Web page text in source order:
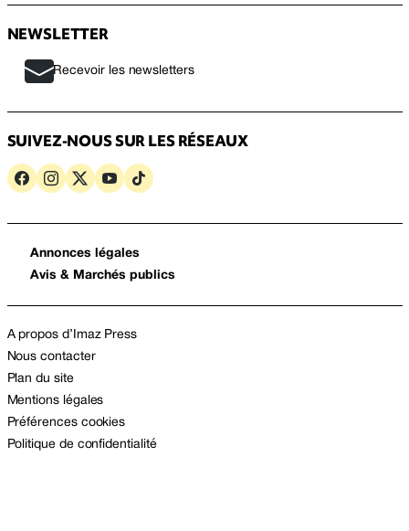
NEWSLETTER
Recevoir les newsletters
SUIVEZ-NOUS SUR LES RÉSEAUX
Annonces légales
Avis & Marchés publics
A propos d’Imaz Press
Nous contacter
Plan du site
Mentions légales
Préférences cookies
Politique de confidentialité